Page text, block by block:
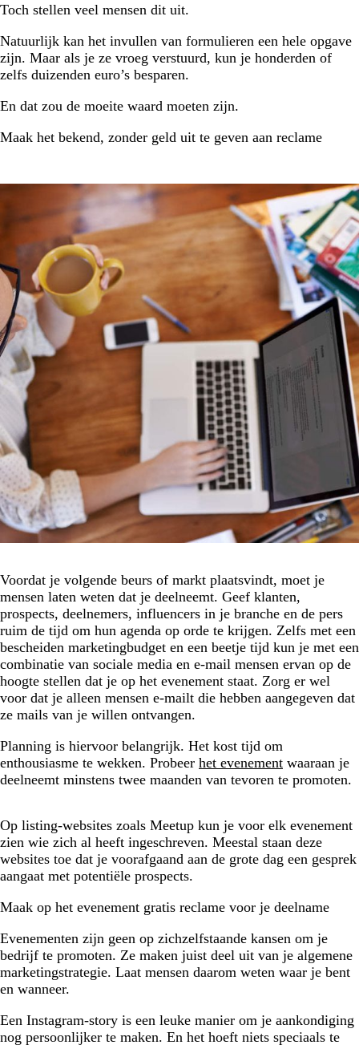
Toch stellen veel mensen dit uit.
Natuurlijk kan het invullen van formulieren een hele opgave
zijn. Maar als je ze vroeg verstuurd, kun je honderden of
zelfs duizenden euro’s besparen.
En dat zou de moeite waard moeten zijn.
Maak het bekend, zonder geld uit te geven aan reclame
Voordat je volgende beurs of markt plaatsvindt, moet je
mensen laten weten dat je deelneemt. Geef klanten,
prospects, deelnemers, influencers in je branche en de pers
ruim de tijd om hun agenda op orde te krijgen. Zelfs met een
bescheiden marketingbudget en een beetje tijd kun je met een
combinatie van sociale media en e-mail mensen ervan op de
hoogte stellen dat je op het evenement staat. Zorg er wel
voor dat je alleen mensen e-mailt die hebben aangegeven dat
ze mails van je willen ontvangen.
Planning is hiervoor belangrijk. Het kost tijd om
enthousiasme te wekken. Probeer het evenement waaraan je
deelneemt minstens twee maanden van tevoren te promoten.
Op listing-websites zoals Meetup kun je voor elk evenement
zien wie zich al heeft ingeschreven. Meestal staan deze
websites toe dat je voorafgaand aan de grote dag een gesprek
aangaat met potentiële prospects.
Maak op het evenement gratis reclame voor je deelname
Evenementen zijn geen op zichzelfstaande kansen om je
bedrijf te promoten. Ze maken juist deel uit van je algemene
marketingstrategie. Laat mensen daarom weten waar je bent
en wanneer.
Een Instagram-story is een leuke manier om je aankondiging
nog persoonlijker te maken. En het hoeft niets speciaals te